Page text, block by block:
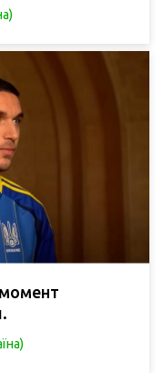
момент